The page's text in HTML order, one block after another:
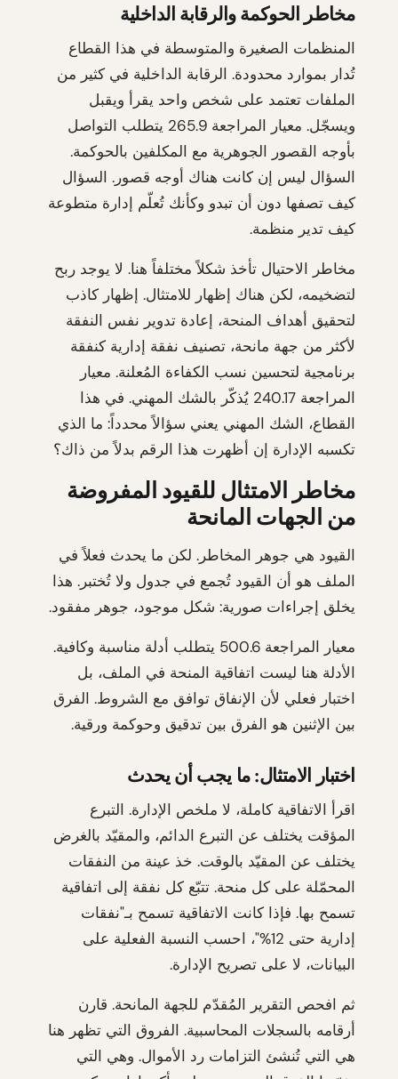
مخاطر الحوكمة والرقابة الداخلية
المنظمات الصغيرة والمتوسطة في هذا القطاع
تُدار بموارد محدودة. الرقابة الداخلية في كثير من
الملفات تعتمد على شخص واحد يقرأ ويقبل
ويسجّل. معيار المراجعة 265.9 يتطلب التواصل
بأوجه القصور الجوهرية مع المكلفين بالحوكمة.
السؤال ليس إن كانت هناك أوجه قصور. السؤال
كيف تصفها دون أن تبدو وكأنك تُعلّم إدارة متطوعة
كيف تدير منظمة.
مخاطر الاحتيال تأخذ شكلاً مختلفاً هنا. لا يوجد ربح
لتضخيمه، لكن هناك إظهار للامتثال. إظهار كاذب
لتحقيق أهداف المنحة، إعادة تدوير نفس النفقة
لأكثر من جهة مانحة، تصنيف نفقة إدارية كنفقة
برنامجية لتحسين نسب الكفاءة المُعلنة. معيار
المراجعة 240.17 يُذكّر بالشك المهني. في هذا
القطاع، الشك المهني يعني سؤالاً محدداً: ما الذي
تكسبه الإدارة إن أظهرت هذا الرقم بدلاً من ذاك؟
مخاطر الامتثال للقيود المفروضة
من الجهات المانحة
القيود هي جوهر المخاطر. لكن ما يحدث فعلاً في
الملف هو أن القيود تُجمع في جدول ولا تُختبر. هذا
يخلق إجراءات صورية: شكل موجود، جوهر مفقود.
معيار المراجعة 500.6 يتطلب أدلة مناسبة وكافية.
الأدلة هنا ليست اتفاقية المنحة في الملف، بل
اختبار فعلي لأن الإنفاق توافق مع الشروط. الفرق
بين الإثنين هو الفرق بين تدقيق وحوكمة ورقية.
اختبار الامتثال: ما يجب أن يحدث
اقرأ الاتفاقية كاملة، لا ملخص الإدارة. التبرع
المؤقت يختلف عن التبرع الدائم، والمقيّد بالغرض
يختلف عن المقيّد بالوقت. خذ عينة من النفقات
المحمّلة على كل منحة. تتبّع كل نفقة إلى اتفاقية
تسمح بها. فإذا كانت الاتفاقية تسمح بـ"نفقات
إدارية حتى 12%"، احسب النسبة الفعلية على
البيانات، لا على تصريح الإدارة.
ثم افحص التقرير المُقدّم للجهة المانحة. قارن
أرقامه بالسجلات المحاسبية. الفروق التي تظهر هنا
هي التي تُنشئ التزامات رد الأموال. وهي التي